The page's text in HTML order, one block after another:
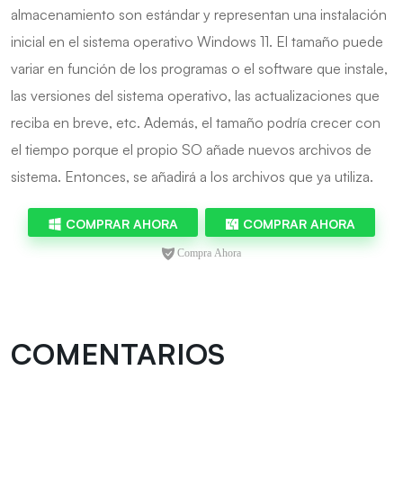
almacenamiento son estándar y representan una instalación
inicial en el sistema operativo Windows 11. El tamaño puede
variar en función de los programas o el software que instale,
las versiones del sistema operativo, las actualizaciones que
reciba en breve, etc. Además, el tamaño podría crecer con
el tiempo porque el propio SO añade nuevos archivos de
sistema. Entonces, se añadirá a los archivos que ya utiliza.
COMPRAR AHORA COMPRAR AHORA
COMENTARIOS